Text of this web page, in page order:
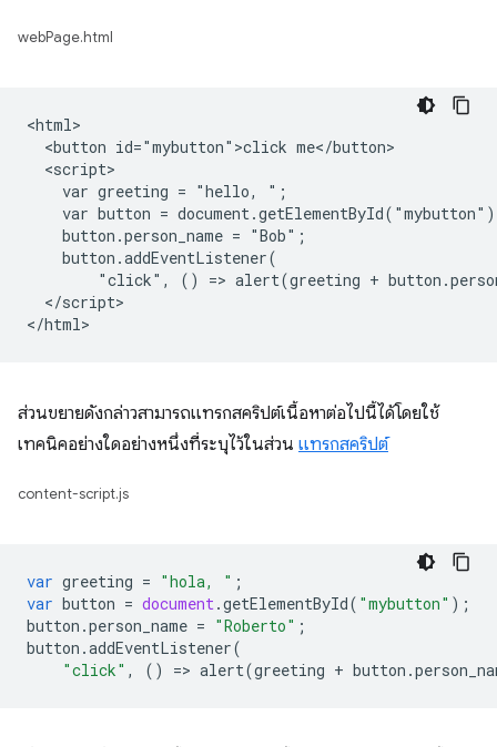
webPage.html
<html>
  <button id="mybutton">click me</button>
  <script>
    var greeting = "hello, ";
var button =
    button.person_name = "Bob";
    button.addEventListener(
"click", () => alert(greeting +
  </script>
ส่วนขยายดังกล่าวสามารถแทรกสคริปต์เนื้อหาต่อไปนี้ได้โดยใช้
เทคนิคอย่างใดอย่างหนึ่งที่ระบุไว้ในส่วน แทรกสคริปต์
content-script.js
var greeting = "hola, " ;
var button = document.getElementById( "mybutton" );
button .person_name = "Roberto" ;
button .addEventListener(
"click" , () => alert(greeting + button .